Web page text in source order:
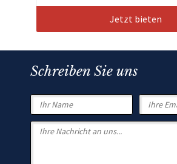
Jetzt bieten
Schreiben Sie uns